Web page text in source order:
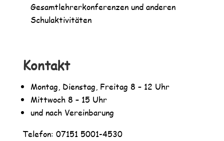
Gesamtlehrerkonferenzen und anderen
Schulaktivitäten
Kontakt
Montag, Dienstag, Freitag 8 – 12 Uhr
Mittwoch 8 – 15 Uhr
und nach Vereinbarung
Telefon: 07151 5001-4530